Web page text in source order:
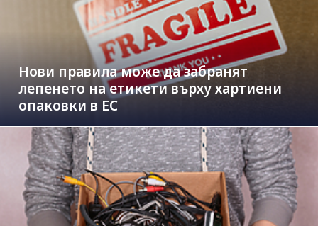
Нови правила може да забранят
лепенето на етикети върху хартиени
опаковки в ЕС